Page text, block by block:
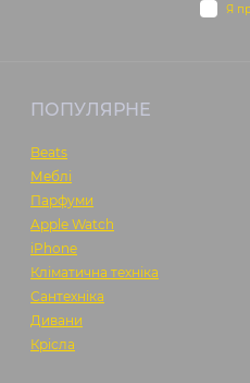
Я
ПОПУЛЯРНЕ
Beats
Меблі
Парфуми
Apple Watch
iPhone
Кліматична техніка
Сантехніка
Дивани
Крісла